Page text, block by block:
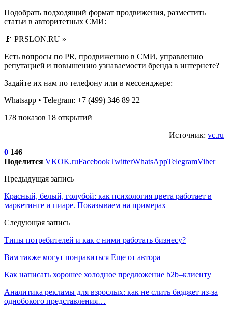
Подобрать подходящий формат продвижения, разместить
статьи в авторитетных СМИ:
🚩 PRSLON.RU »
Есть вопросы по PR, продвижению в СМИ, управлению
репутацией и повышению узнаваемости бренда в интернете?
Задайте их нам по телефону или в мессенджере:
Whatsapp • Telegram: +7 (499) 346 89 22
178 показов 18 открытий
Источник: vc.ru
0 146
Поделится VKOK.ruFacebookTwitterWhatsAppTelegramViber
Предыдущая запись
Красный, белый, голубой: как психология цвета работает в
маркетинге и пиаре. Показываем на примерах
Следующая запись
Типы потребителей и как с ними работать бизнесу?
Вам также могут понравиться Еще от автора
Как написать хорошее холодное предложение b2b–клиенту
Аналитика рекламы для взрослых: как не слить бюджет из-за
однобокого представления…